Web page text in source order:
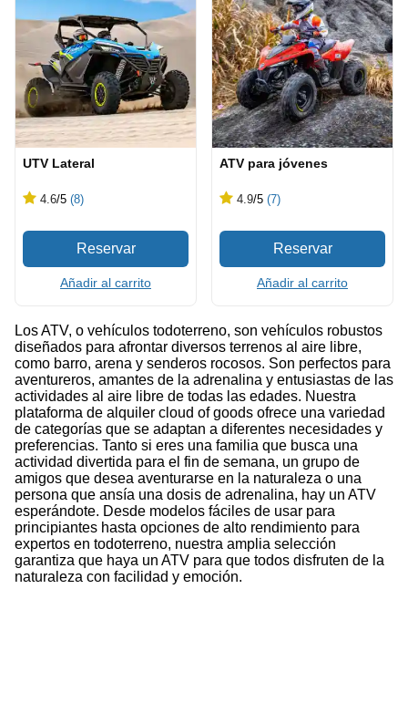
UTV Lateral
4.6/5 (8)
Añadir al carrito
ATV para jóvenes
4.9/5 (7)
Añadir al carrito
Los ATV, o vehículos todoterreno, son vehículos robustos
diseñados para afrontar diversos terrenos al aire libre,
como barro, arena y senderos rocosos. Son perfectos para
aventureros, amantes de la adrenalina y entusiastas de las
actividades al aire libre de todas las edades. Nuestra
plataforma de alquiler cloud of goods ofrece una variedad
de categorías que se adaptan a diferentes necesidades y
preferencias. Tanto si eres una familia que busca una
actividad divertida para el fin de semana, un grupo de
amigos que desea aventurarse en la naturaleza o una
persona que ansía una dosis de adrenalina, hay un ATV
esperándote. Desde modelos fáciles de usar para
principiantes hasta opciones de alto rendimiento para
expertos en todoterreno, nuestra amplia selección
garantiza que haya un ATV para que todos disfruten de la
naturaleza con facilidad y emoción.